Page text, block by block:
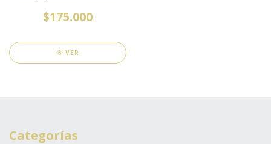
$175.000
VER
Categorías